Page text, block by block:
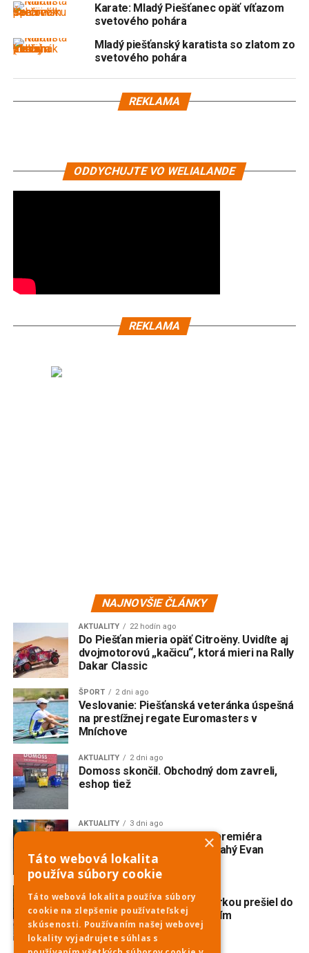
Karate: Mladý Piešťanec opäť víťazom
svetového pohára
Mladý piešťanský karatista so zlatom zo
svetového pohára
REKLAMA
ODDYCHUJTE VO WELIALANDE
REKLAMA
NAJNOVŠIE ČLÁNKY
AKTUALITY 22 hodín ago
Do Piešťan mieria opäť Citroëny. Uvidíte aj
dvojmotorovú „kačicu“, ktorá mieri na Rally
Dakar Classic
ŠPORT 2 dni ago
Veslovanie: Piešťanská veteránka úspešná
na prestížnej regate Euromasters v
Mníchove
AKTUALITY 2 dni ago
Domoss skončil. Obchodný dom zavreli,
eshop tiež
AKTUALITY 3 dni ago
V Trnave vzniká slovenská premiéra
broadwayského muzikálu Drahý Evan
Hansen
Nehoda na Havrane: S motorkou prešiel do
protismeru a zrazil sa s ďalším
motocyklom
×
Táto webová lokalita
používa súbory cookie
Táto webová lokalita používa súbory
cookie na zlepšenie používateľskej
skúsenosti. Používaním našej webovej
lokality vyjadrujete súhlas s